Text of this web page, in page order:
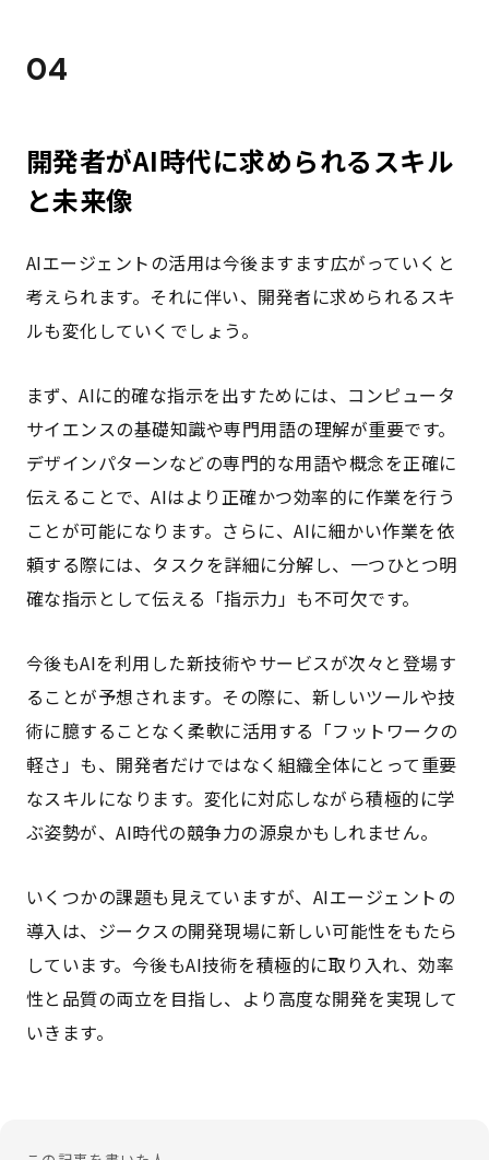
04
開発者がAI時代に求められるスキル
と未来像
AIエージェントの活用は今後ますます広がっていくと
考えられます。それに伴い、開発者に求められるスキ
ルも変化していくでしょう。
まず、AIに的確な指示を出すためには、コンピュータ
サイエンスの基礎知識や専門用語の理解が重要です。
デザインパターンなどの専門的な用語や概念を正確に
伝えることで、AIはより正確かつ効率的に作業を行う
ことが可能になります。さらに、AIに細かい作業を依
頼する際には、タスクを詳細に分解し、一つひとつ明
確な指示として伝える「指示力」も不可欠です。
今後もAIを利用した新技術やサービスが次々と登場す
ることが予想されます。その際に、新しいツールや技
術に臆することなく柔軟に活用する「フットワークの
軽さ」も、開発者だけではなく組織全体にとって重要
なスキルになります。変化に対応しながら積極的に学
ぶ姿勢が、AI時代の競争力の源泉かもしれません。
いくつかの課題も見えていますが、AIエージェントの
導入は、ジークスの開発現場に新しい可能性をもたら
しています。今後もAI技術を積極的に取り入れ、効率
性と品質の両立を目指し、より高度な開発を実現して
いきます。